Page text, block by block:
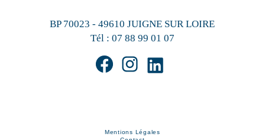
BP 70023 - 49610 JUIGNE SUR LOIRE
Tél : 07 88 99 01 07
Mentions Légales